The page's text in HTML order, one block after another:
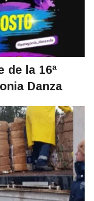
de la 16ª
Danza